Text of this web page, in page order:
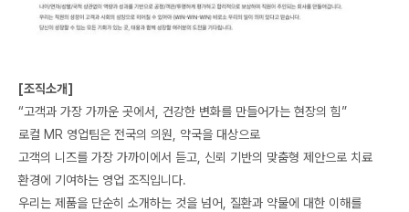
[조직소개]
“고객과 가장 가까운 곳에서, 건강한 변화를 만들어가는 현장의 힘”
로컬 MR 영업팀은 전국의 의원, 약국을 대상으로
고객의 니즈를 가장 가까이에서 듣고, 신뢰 기반의 맞춤형 제안으로 치료
환경에 기여하는 영업 조직입니다.
우리는 제품을 단순히 소개하는 것을 넘어, 질환과 약물에 대한 이해를